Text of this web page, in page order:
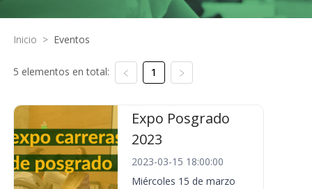
Inicio > Eventos
5 elementos en total: 1
Expo Posgrado
2023
2023-03-15 18:00:00
Miércoles 15 de marzo